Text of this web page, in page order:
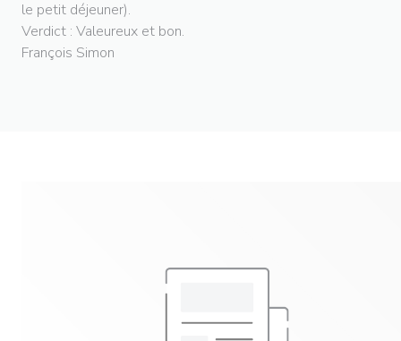
le petit déjeuner).
Verdict : Valeureux et bon.
François Simon